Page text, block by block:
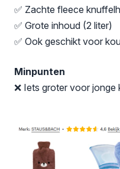
✅ Zachte fleece
✅ Grote inhoud (2 liter)
✅ Ook geschikt voor
Minpunten
❌ Iets groter voor jonge